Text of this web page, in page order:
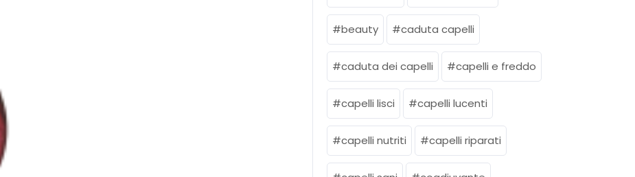
beauty caduta capelli
caduta dei capelli capelli e freddo
capelli lisci capelli lucenti
capelli nutriti capelli riparati